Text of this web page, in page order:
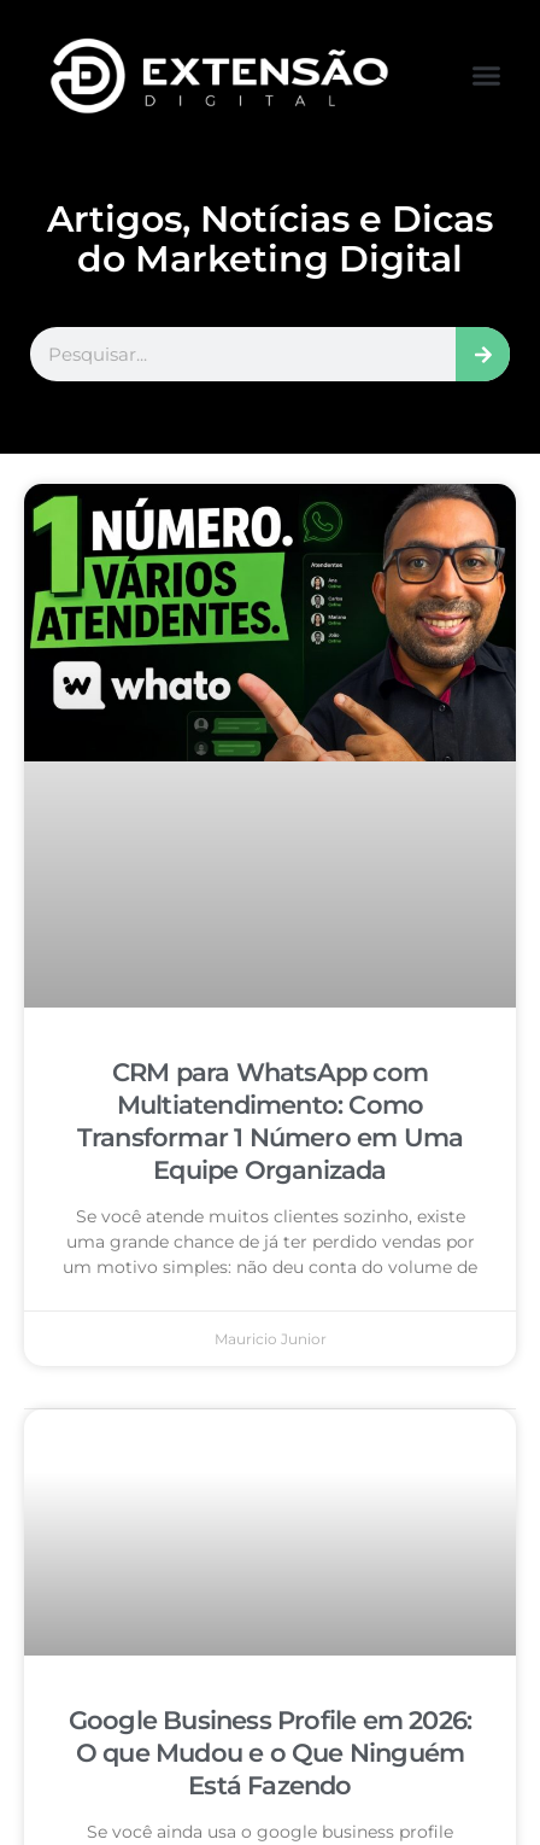
Artigos, Notícias e Dicas
do Marketing Digital
CRM para WhatsApp com
Multiatendimento: Como
Transformar 1 Número em Uma
Equipe Organizada
Se você atende muitos clientes sozinho, existe
uma grande chance de já ter perdido vendas por
um motivo simples: não deu conta do volume de
Mauricio Junior
Google Business Profile em 2026:
O que Mudou e o Que Ninguém
Está Fazendo
Se você ainda usa o google business profile